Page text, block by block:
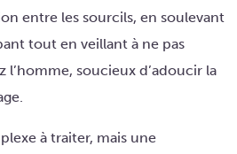
entre les sourcils, en soulevant
tout en veillant à ne pas
l’homme, soucieux d’adoucir la
à traiter, mais une